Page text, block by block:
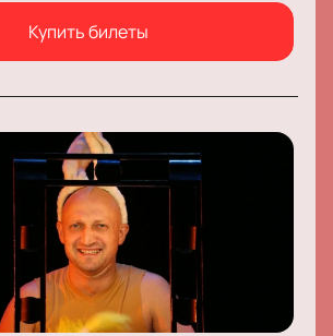
Купить билеты